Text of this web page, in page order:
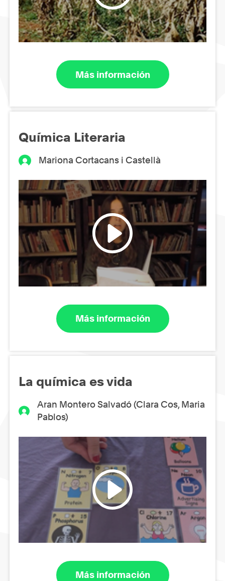
Más información
Química Literaria
Mariona Cortacans i Castellà
Más información
La química es vida
Aran Montero Salvadó (Clara Cos, Maria
Pablos)
Más información